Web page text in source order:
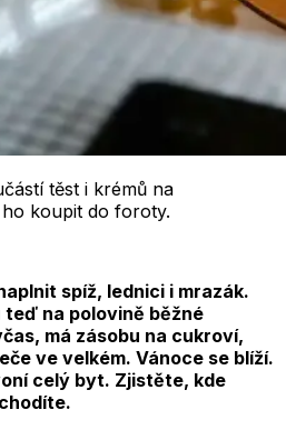
těst i krémů na
koupit do foroty.
spíž, lednici i mrazák.
teď na polovině běžné
má zásobu na cukroví,
ve velkém. Vánoce se blíží.
celý byt. Zjistěte, kde